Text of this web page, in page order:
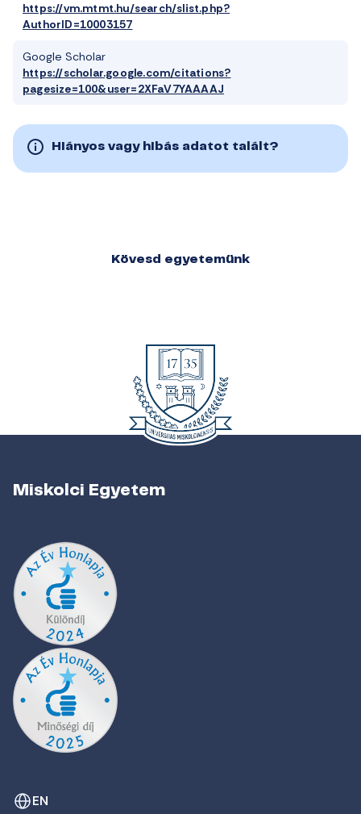
https://vm.mtmt.hu/search/slist.php?
AuthorID=10003157
Google Scholar
https://scholar.google.com/citations?
pagesize=100&user=2XFaV7YAAAAJ
Hiányos vagy hibás adatot talált?
Kövesd egyetemünk
Miskolci Egyetem
EN